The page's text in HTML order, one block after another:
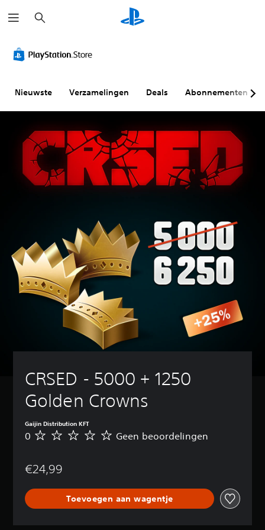
o
e
n
Nieuwste Verzamelingen Deals Abonnementen
CRSED - 5000 + 1250
Golden Crowns
Gaijin Distribution KFT
G
n
e
o
0 Geen beoordelingen
€24,99
Toevoegen aan wagentje